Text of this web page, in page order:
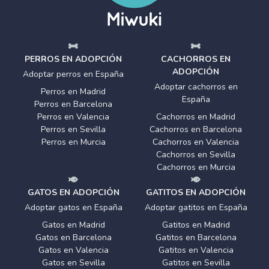
PERROS EN ADOPCIÓN
Adoptar perros en España
Perros en Madrid
Perros en Barcelona
Perros en Valencia
Perros en Sevilla
Perros en Murcia
CACHORROS EN
ADOPCIÓN
Adoptar cachorros en
España
Cachorros en Madrid
Cachorros en Barcelona
Cachorros en Valencia
Cachorros en Sevilla
Cachorros en Murcia
GATOS EN ADOPCIÓN
Adoptar gatos en España
Gatos en Madrid
Gatos en Barcelona
Gatos en Valencia
Gatos en Sevilla
GATITOS EN ADOPCIÓN
Adoptar gatitos en España
Gatitos en Madrid
Gatitos en Barcelona
Gatitos en Valencia
Gatitos en Sevilla